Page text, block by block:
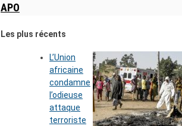
APO
Les plus récents
L’Union
africaine
condamne
l’odieuse
attaque
terroriste